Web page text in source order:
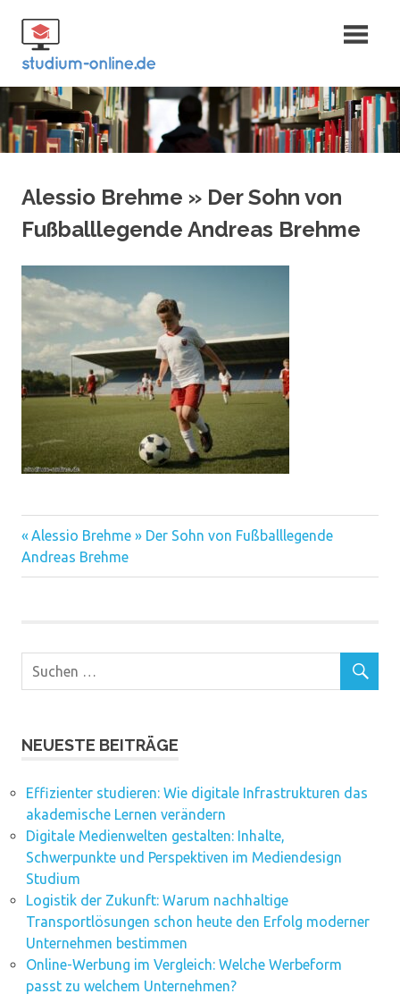
Inhalt
springen
Fernstudium
und Bachelor
Alessio Brehme » Der Sohn von
Fußballlegende Andreas Brehme
Beitragsnavigation
Vorheriger
Beitrag:
Alessio Brehme » Der Sohn von Fußballlegende
Andreas Brehme
NEUESTE BEITRÄGE
Effizienter studieren: Wie digitale Infrastrukturen das
akademische Lernen verändern
Digitale Medienwelten gestalten: Inhalte,
Schwerpunkte und Perspektiven im Mediendesign
Studium
Logistik der Zukunft: Warum nachhaltige
Transportlösungen schon heute den Erfolg moderner
Unternehmen bestimmen
Online-Werbung im Vergleich: Welche Werbeform
passt zu welchem Unternehmen?